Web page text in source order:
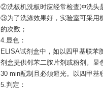
②洗板机洗板时应经常检查冲洗头
③为了洗涤效果好，实验室可采用
的次数；
4.显色：
ELISA试剂盒中，如以四甲基联苯
剂盒提供邻苯二胺片剂或粉剂。
30 min配制且必须避光。以四甲基
5.判定：